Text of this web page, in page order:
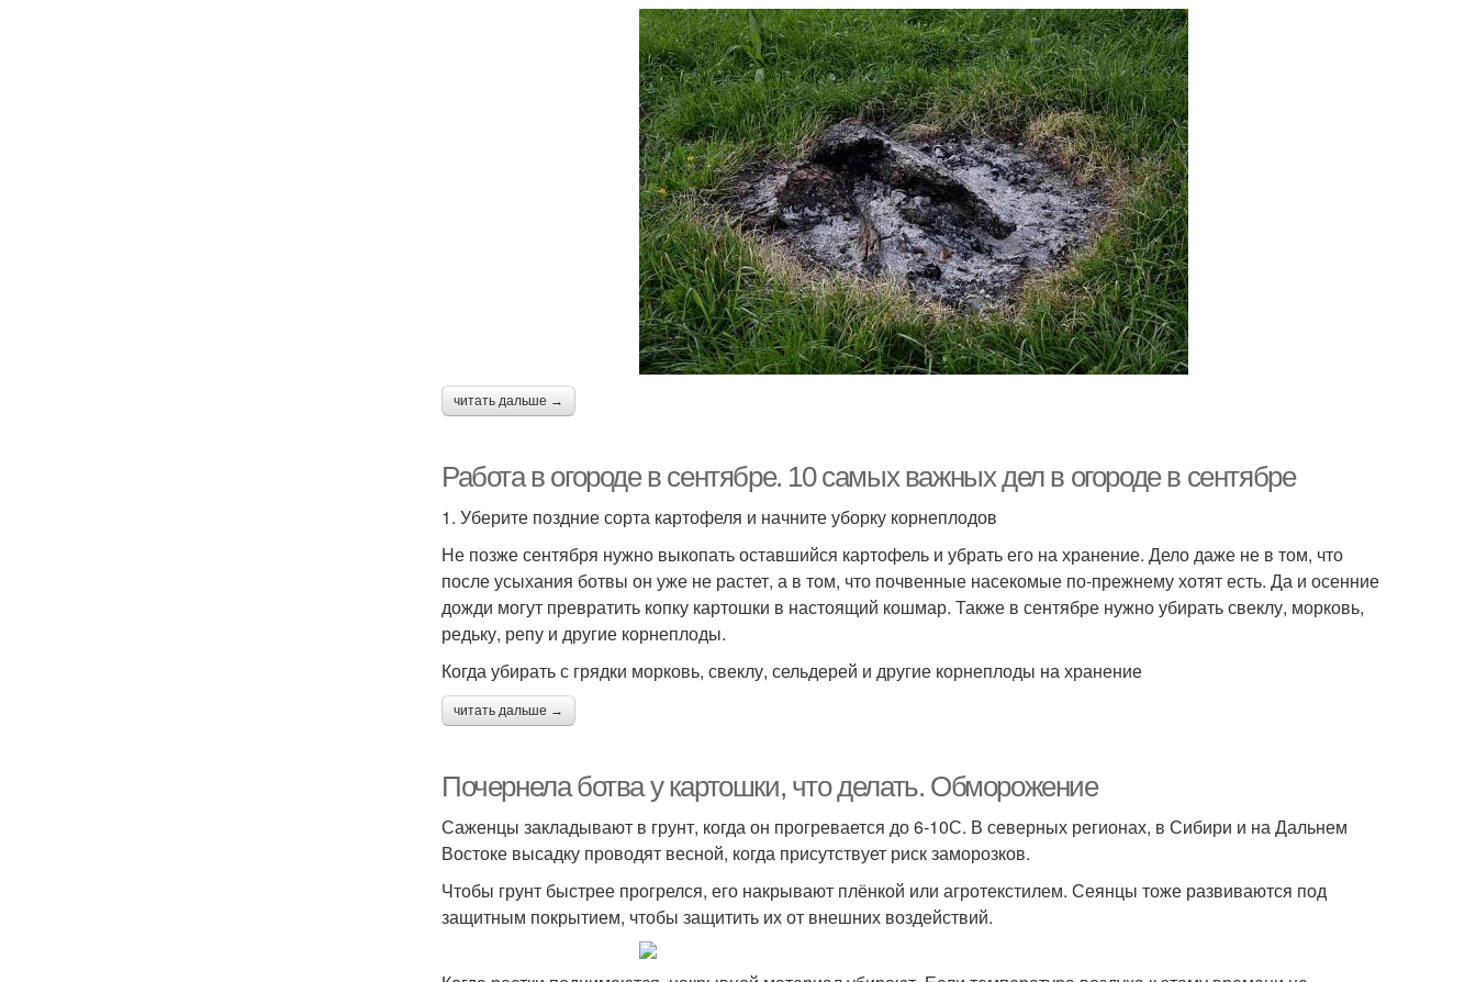
читать дальше →
Работа в огороде в сентябре. 10 самых важных дел в огороде в сентябре
1. Уберите поздние сорта картофеля и начните уборку корнеплодов
Не позже сентября нужно выкопать оставшийся картофель и убрать его на хранение. Дело даже не в том, что
после усыхания ботвы он уже не растет, а в том, что почвенные насекомые по-прежнему хотят есть. Да и осенние
дожди могут превратить копку картошки в настоящий кошмар. Также в сентябре нужно убирать свеклу, морковь,
редьку, репу и другие корнеплоды.
Когда убирать с грядки морковь, свеклу, сельдерей и другие корнеплоды на хранение
читать дальше →
Почернела ботва у картошки, что делать. Обморожение
Саженцы закладывают в грунт, когда он прогревается до 6-10С. В северных регионах, в Сибири и на Дальнем
Востоке высадку проводят весной, когда присутствует риск заморозков.
Чтобы грунт быстрее прогрелся, его накрывают плёнкой или агротекстилем. Сеянцы тоже развиваются под
защитным покрытием, чтобы защитить их от внешних воздействий.